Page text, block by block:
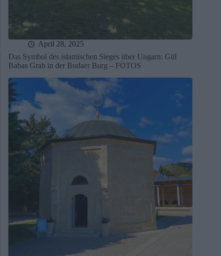
April 28, 2025
Das Symbol des islamischen Sieges über Ungarn: Gül
Babas Grab in der Budaer Burg – FOTOS